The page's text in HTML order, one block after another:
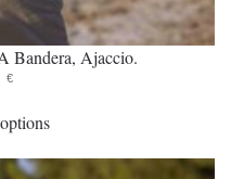
Bandera, Ajaccio.
€
produit
a